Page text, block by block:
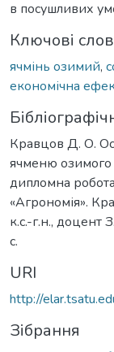
в посушливих
Ключові
ячмінь озимий,
економічна
Кравцов Д. О.
ячменю озимого
дипломна
«Агрономія».
к.с.-г.н., доцент
с.
URI
http://
Зібрання